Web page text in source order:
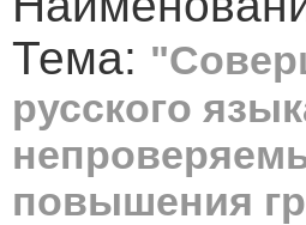
Тема:
русского
повышения